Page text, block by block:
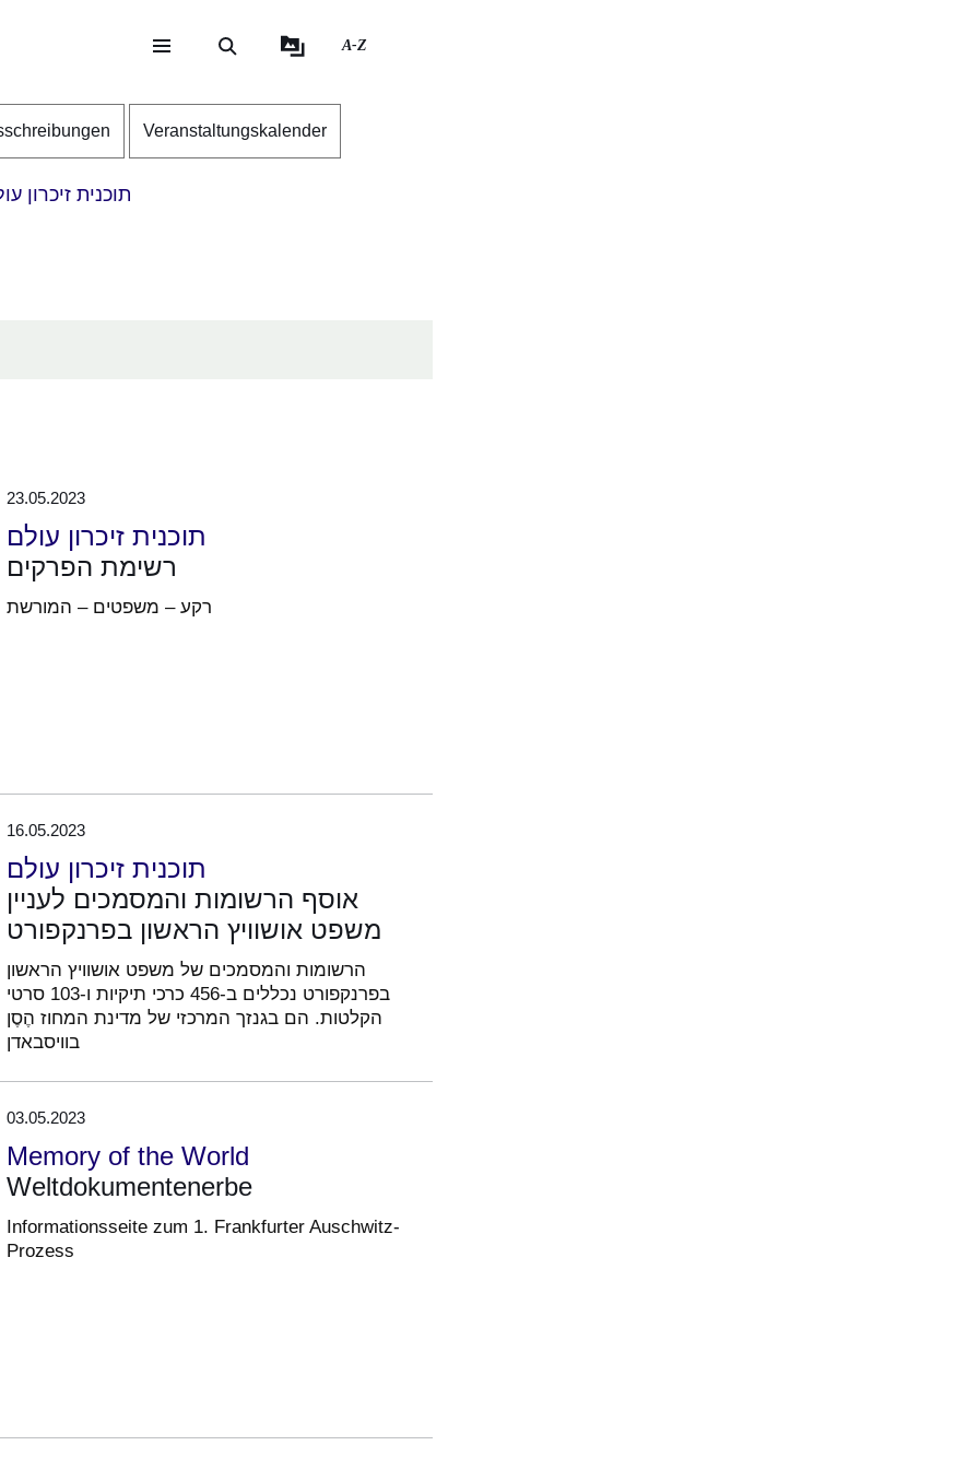
A-Z
Veranstaltungskalender
תוכנית זיכרון
23.05.2023
תוכנית זיכרון עולם
רשימת הפרקים
רקע – משפטים – המורשת
16.05.2023
תוכנית זיכרון עולם
אוסף הרשומות והמסמכים לעניין
משפט אושוויץ הראשון בפרנקפורט
הרשומות והמסמכים של משפט אושוויץ הראשון
בפרנקפורט נכללים ב-456 כרכי תיקיות ו-103 סרטי
הקלטות. הם בגנזך המרכזי של מדינת המחוז הֶסֶן
בוויסבאדן
03.05.2023
Memory of the World
Weltdokumentenerbe
Informationsseite zum 1. Frankfurter Auschwitz-
Prozess